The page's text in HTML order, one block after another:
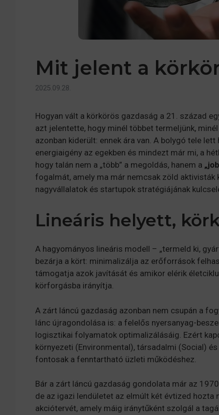
Mit jelent a
2025.09.28.
Hogyan vált a körkörös gazdaság a 21. század
azt jelentette, hogy minél többet termeljünk,
azonban kiderült: ennek ára van. A bolygó tele
energiaigény az egekben és mindezt már mi, a
hogy talán nem a „több” a megoldás, hanem a
fogalmát, amely ma már nemcsak zöld aktivisták
nagyvállalatok és startupok stratégiájának
Lineáris helyett,
A hagyományos lineáris modell – „termeld ki,
bezárja a kört: minimalizálja az erőforrások
támogatja azok javítását és amikor elérik
körforgásba irányítja.
A zárt láncú gazdaság azonban nem csupán a
lánc újragondolása is: a felelős nyersanyag-
logisztikai folyamatok optimalizálásáig. Ezért
környezeti (Environmental), társadalmi (Social)
fontosak a fenntartható üzleti működéshez.
Bár a zárt láncú gazdaság gondolata már az
de az igazi lendületet az elmúlt két évtized hozta
akciótervét, amely máig iránytűként szolgál a